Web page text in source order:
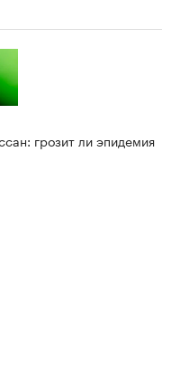
грозит ли эпидемия